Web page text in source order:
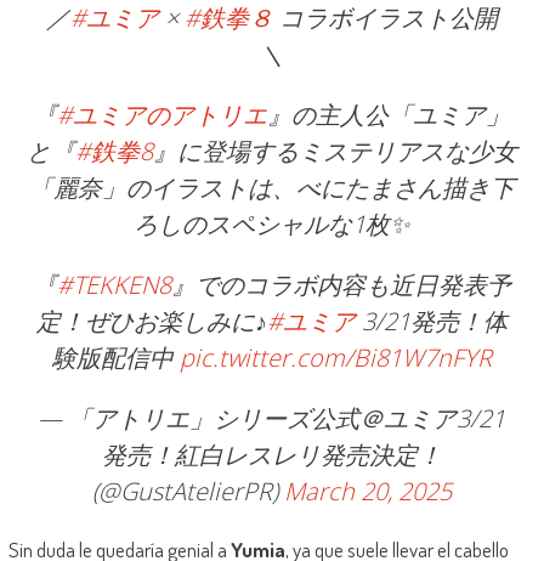
／#ユミア×#鉄拳８ コラボイラスト公開
＼
『#ユミアのアトリエ』の主人公「ユミア」
と『#鉄拳8』に登場するミステリアスな少女
「麗奈」のイラストは、べにたまさん描き下
ろしのスペシャルな1枚✨
『#TEKKEN8』でのコラボ内容も近日発表予
定！ぜひお楽しみに♪#ユミア3/21発売！体
験版配信中pic.twitter.com/Bi81W7nFYR
— 「アトリエ」シリーズ公式＠ユミア3/21
発売！紅白レスレリ発売決定！
(@GustAtelierPR)March 20, 2025
Sin duda le quedaría genial aYumia, ya que suele llevar el cabello